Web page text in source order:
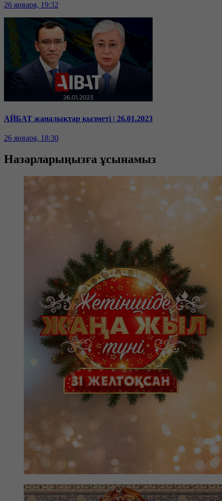
26 января, 19:32
АЙБАТ жаңалықтар қызметі | 26.01.2023
26 января, 18:30
Назарларыңызға ұсынамыз